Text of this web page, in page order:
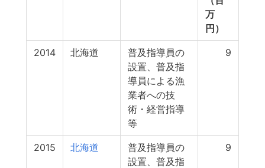
万
円）
2014 北海道
普及指導員の
設置、普及指
導員による漁
業者への技
術・経営指導
等
9
2015 北海道
普及指導員の
設置、普及指
9